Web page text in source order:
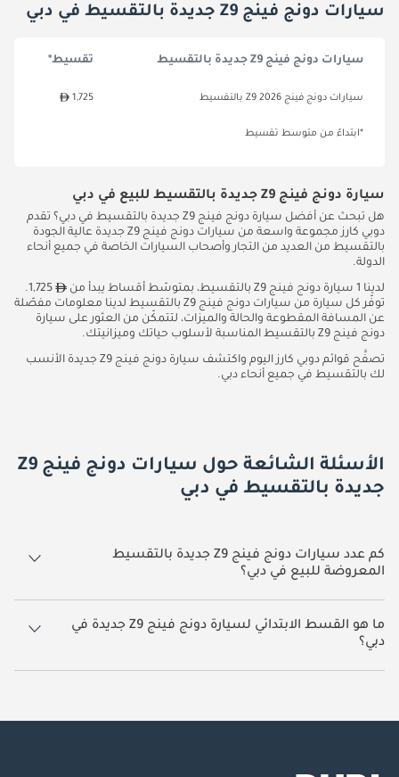
سيارات دونج فينج Z9 جديدة بالتقسيط في دبي
سيارات دونج فينج Z9 جديدة بالتقسيط تقسيط*
سيارات دونج فينج Z9 2026 بالتقسيط 1,725
*ابتداءً من متوسط تقسيط
سيارة دونج فينج Z9 جديدة بالتقسيط للبيع في دبي
هل تبحث عن أفضل سيارة دونج فينج Z9 جديدة بالتقسيط في دبي؟ تقدم
دوبي كارز مجموعة واسعة من سيارات دونج فينج Z9 جديدة عالية الجودة
بالتقسيط من العديد من التجار وأصحاب السيارات الخاصة في جميع أنحاء
الدولة.
لدينا 1 سيارة دونج فينج Z9 بالتقسيط، بمتوسّط ​​أقساط يبدأ من
1,725.
توفّر كل سيارة من سيارات دونج فينج Z9 بالتقسيط لدينا معلومات مفصّلة
عن المسافة المقطوعة والحالة والميزات، لتتمكّن من العثور على سيارة
دونج فينج Z9 بالتقسيط المناسبة لأسلوب حياتك وميزانيتك.
تصفَّح قوائم دوبي كارز اليوم واكتشف سيارة دونج فينج Z9 جديدة الأنسب
لك بالتقسيط في جميع أنحاء دبي.
الأسئلة الشائعة حول سيارات دونج فينج Z9
جديدة بالتقسيط في دبي
كم عدد سيارات دونج فينج Z9 جديدة بالتقسيط
المعروضة للبيع في دبي؟
يوجد 1 سيارة دونج فينج Z9 جديدة بالتقسيط معروضة للبيع في دبي.
ما هو القسط الابتدائي لسيارة دونج فينج Z9 جديدة في
دبي؟
القسط الابتدائي لسيارة دونج فينج Z9 جديدة بالتقسيط في دبي هو 1,725.